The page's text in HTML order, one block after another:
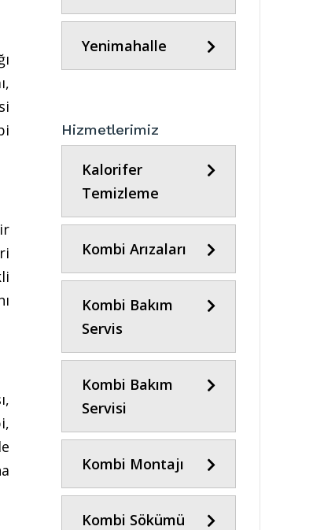
Yenimahalle
Hizmetlerimiz
Kalorifer
Temizleme
Kombi Arızaları
Kombi Bakım
Servis
Kombi Bakım
Servisi
Kombi Montajı
Kombi Sökümü